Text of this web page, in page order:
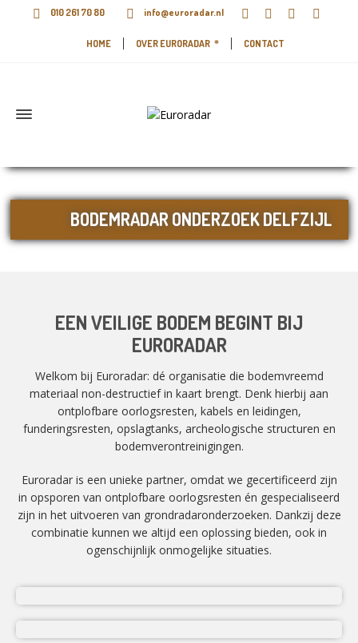
010 261 70 80 info@euroradar.nl
HOME OVER EURORADAR CONTACT
BODEMRADAR ONDERZOEK DELFZIJL
EEN VEILIGE BODEM BEGINT BIJ
EURORADAR
Welkom bij Euroradar: dé organisatie die bodemvreemd
materiaal non-destructief in kaart brengt. Denk hierbij aan
ontplofbare oorlogsresten, kabels en leidingen,
funderingsresten, opslagtanks, archeologische structuren en
bodemverontreinigingen.
Euroradar is een unieke partner, omdat we gecertificeerd zijn
in opsporen van ontplofbare oorlogsresten én gespecialiseerd
zijn in het uitvoeren van grondradaronderzoeken. Dankzij deze
combinatie kunnen we altijd een oplossing bieden, ook in
ogenschijnlijk onmogelijke situaties.